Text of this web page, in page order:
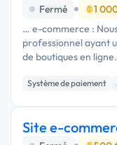
Fermé 1
… e-commerce :
professionnel ayant
de boutiques en
principales
WooCommerce,
Système de paiement
Site e-